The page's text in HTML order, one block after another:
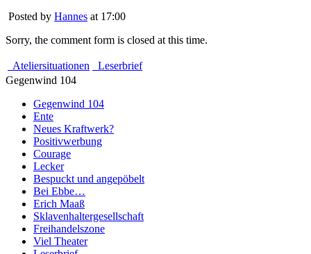
Posted by Hannes at 17:00
Sorry, the comment form is closed at this time.
Ateliersituationen
Leserbrief
Gegenwind 104
Gegenwind 104
Ente
Neues Kraftwerk?
Positivwerbung
Courage
Lecker
Bespuckt und angepöbelt
Bei Ebbe…
Erich Maaß
Sklavenhaltergesellschaft
Freihandelszone
Viel Theater